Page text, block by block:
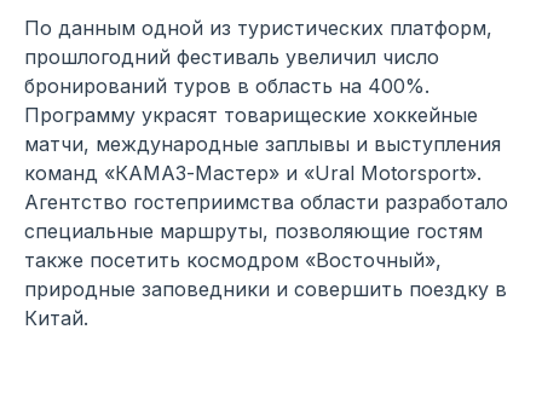
По данным одной из туристических платформ,
прошлогодний фестиваль увеличил число
бронирований туров в область на 400%.
Программу украсят товарищеские хоккейные
матчи, международные заплывы и выступления
команд «КАМАЗ-Мастер» и «Ural Motorsport».
Агентство гостеприимства области разработало
специальные маршруты, позволяющие гостям
также посетить космодром «Восточный»,
природные заповедники и совершить поездку в
Китай.